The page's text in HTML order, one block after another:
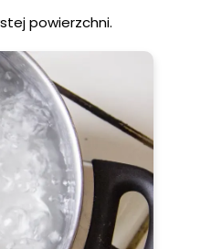
powierzchni.